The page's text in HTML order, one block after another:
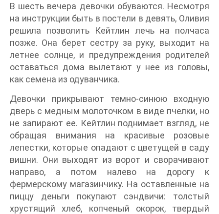
В шесть вечера девочки обуваются. Несмотря
на инструкции быть в постели в девять, Оливия
решила позволить Кейтлин лечь на полчаса
позже. Она берет сестру за руку, выходит на
летнее солнце, и предупреждения родителей
оставаться дома вылетают у нее из головы,
как семена из одуванчика.
Девочки прикрывают темно-синюю входную
дверь с медным молоточком в виде пчелки, но
не запирают ее. Кейтлин поднимает взгляд, не
обращая внимания на красивые розовые
лепестки, которые опадают с цветущей в саду
вишни. Они выходят из ворот и сворачивают
направо, а потом налево на дорогу к
фермерскому магазинчику. На оставленные на
пиццу деньги покупают сэндвичи: толстый
хрустящий хлеб, копченый окорок, твердый